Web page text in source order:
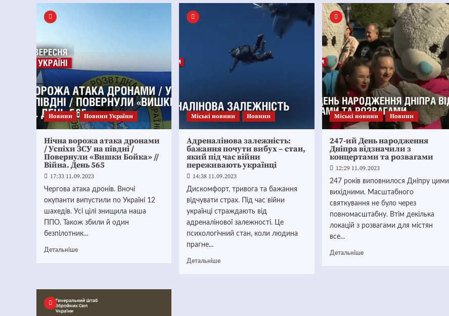
Новини Новини України
Нічна ворожа атака дронами
/ Успіхи ЗСУ на півдні /
Повернули «Вишки Бойка» //
Війна. День 565
17:33 11.09.2023
Чергова атака дронів. Вночі
окупанти випустили по Україні 12
шахедів. Усі цілі знищила наша
ППО. Також збили й один
безпілотник...
Детальніше
Mіські новини Новини
Адреналінова залежність:
бажання почути вибух – стан,
який під час війни
переживають українці
14:38 11.09.2023
Дискомфорт, тривога та бажання
відчувати страх. Під час війни
українці страждають від
адреналінової залежності. Це
психологічний стан, коли людина
прагне...
Детальніше
Mіські новини Новини
247-ий День народження
Дніпра відзначили з
концертами та розвагами
12:29 11.09.2023
247 років виповнилося Дніпру цими
вихідними. Масштабного
святкування не було через
повномасштабну. Втім декілька
локацій з розвагами для містян
все...
Детальніше